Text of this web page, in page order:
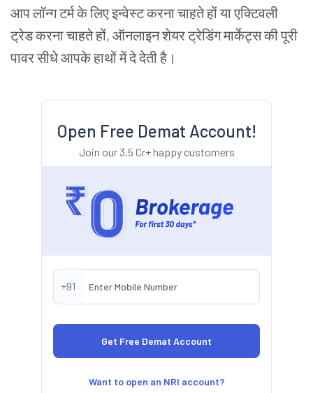
आप लॉन्ग टर्म के लिए इन्वेस्ट करना चाहते हों या एक्टिवली
ट्रेड करना चाहते हों, ऑनलाइन शेयर ट्रेडिंग मार्केट्स की पूरी
पावर सीधे आपके हाथों में दे देती है।
Open Free Demat Account!
Join our 3.5 Cr+ happy customers
+91
Want to open an NRI account?